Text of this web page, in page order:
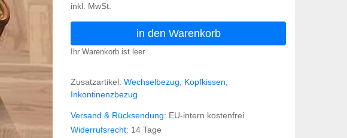
inkl. MwSt.
in den Warenkorb
Ihr Warenkorb ist leer
Zusatzartikel: Wechselbezug Kopfkissen
Inkontinenzbezug
Versand & Rücksendung: EU-intern kostenfrei
Widerrufsrecht: 14 Tage